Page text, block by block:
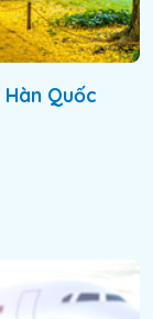
Quốc